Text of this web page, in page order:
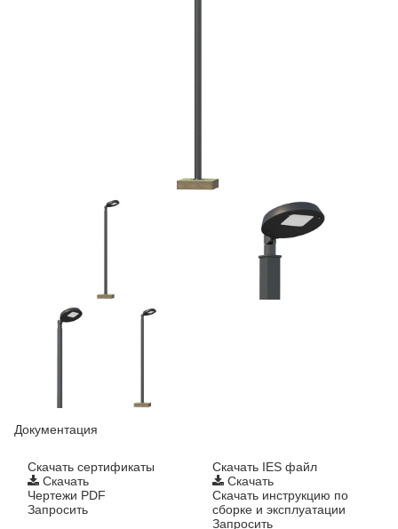
Документация
Cкачать сертификаты
Скачать
Скачать IES файл
Скачать
Чертежи PDF
Запросить
Скачать инструкцию по
сборке и эксплуатации
Запросить